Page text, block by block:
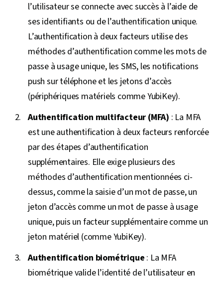
l’utilisateur se connecte avec succès à l’aide de
ses identifiants ou de l’authentification unique.
L’authentification à deux facteurs utilise des
méthodes d’authentification comme les mots de
passe à usage unique, les SMS, les notifications
push sur téléphone et les jetons d’accès
(périphériques matériels comme YubiKey).
Authentification multifacteur (MFA) : La MFA
est une authentification à deux facteurs renforcée
par des étapes d’authentification
supplémentaires. Elle exige plusieurs des
méthodes d’authentification mentionnées ci-
dessus, comme la saisie d’un mot de passe, un
jeton d’accès comme un mot de passe à usage
unique, puis un facteur supplémentaire comme un
jeton matériel (comme YubiKey).
Authentification biométrique : La MFA
biométrique valide l’identité de l’utilisateur en